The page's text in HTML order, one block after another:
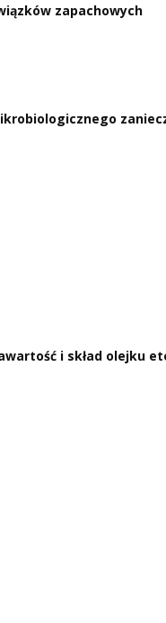
zapachowych
i skład olejku